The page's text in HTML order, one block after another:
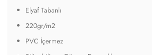
Elyaf Tabanlı
220gr/m2
PVC İçermez